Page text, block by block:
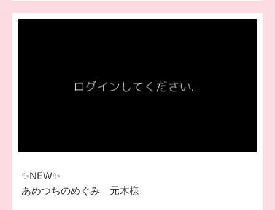
✨NEW✨
あめつちのめぐみ 元木様